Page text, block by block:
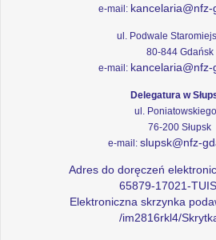
e-mail: kancelaria@nfz-
ul. Podwale
80-844 Gdańsk
e-mail: kancelaria@nfz-
Delegatura w
ul.
76-200 Słupsk
e-mail: slupsk@nfz-
Adres do doręczeń
65879-17021-
Elektroniczna skrzynka
/im2816rkl4/